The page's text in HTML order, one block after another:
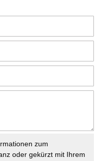
zum
oder gekürzt mit Ihrem